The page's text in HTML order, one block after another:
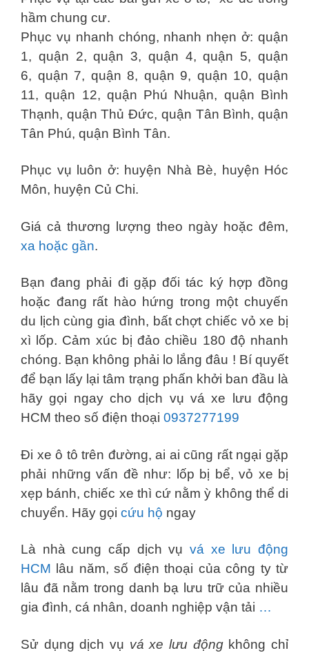
hầm chung cư.
Phục vụ nhanh chóng, nhanh nhẹn ở: quận
1, quận 2, quận 3, quận 4, quận 5, quận
6, quận 7, quận 8, quận 9, quận 10, quận
11, quận 12, quận Phú Nhuận, quận Bình
Thạnh, quận Thủ Đức, quận Tân Bình, quận
Tân Phú, quận Bình Tân.
Phục vụ luôn ở: huyện Nhà Bè, huyện Hóc
Môn, huyện Củ Chi.
Giá cả thương lượng theo ngày hoặc đêm,
xa hoặc gần.
Bạn đang phải đi gặp đối tác ký hợp đồng
hoặc đang rất hào hứng trong một chuyến
du lịch cùng gia đình, bất chợt chiếc vỏ xe bị
xì lốp. Cảm xúc bị đảo chiều 180 độ nhanh
chóng. Bạn không phải lo lắng đâu ! Bí quyết
để bạn lấy lại tâm trạng phấn khởi ban đầu là
hãy gọi ngay cho dịch vụ vá xe lưu động
HCM theo số điện thoại 0937277199
Đi xe ô tô trên đường, ai ai cũng rất ngại gặp
phải những vấn đề như: lốp bị bể, vỏ xe bị
xẹp bánh, chiếc xe thì cứ nằm ỳ không thể di
chuyển. Hãy gọi cứu hộ ngay
Là nhà cung cấp dịch vụ vá xe lưu động
HCM lâu năm, số điện thoại của công ty từ
lâu đã nằm trong danh bạ lưu trữ của nhiều
gia đình, cá nhân, doanh nghiệp vận tải …
Sử dụng dịch vụ vá xe lưu độngkhông chỉ